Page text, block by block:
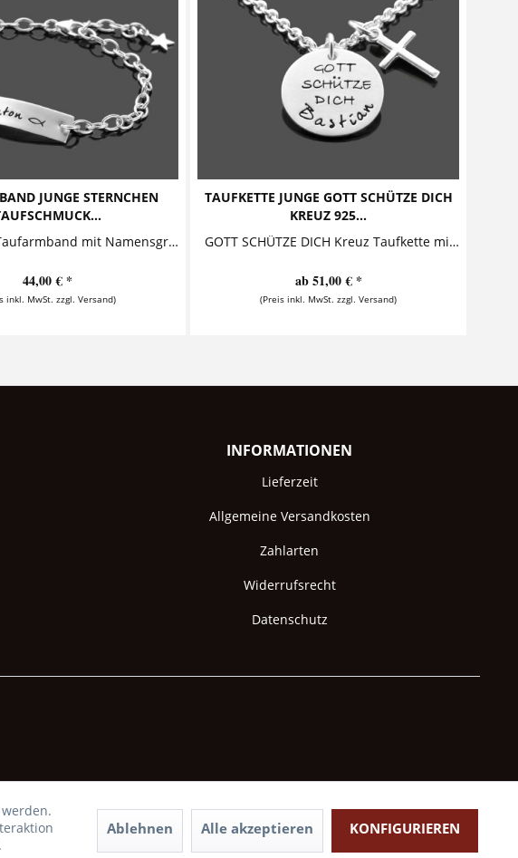
JUNGE STERNCHEN
STERNCHEN Taufarmband mit Namensgravur Zauberhaftes Taufarmband für Jungen mit individueller Namensgravur. Das Armband wird von dem geprägten Christenfisch und dem kleinen Sternchen Anhänger...
44,00 € *
inkl. MwSt. zzgl. Versand)
TAUFKETTE JUNGE GOTT SCHÜTZE DICH
KREUZ 925...
GOTT SCHÜTZE DICH Kreuz Taufkette mit Gravur und Kreuz Diese schlichte Taufkette ist auch für einen Jungen ein schönes Taufgeschenk. Das Schmuckstück besteht aus einem personalisierten...
ab 51,00 € *
(Preis inkl. MwSt. zzgl. Versand)
INFORMATIONEN
Lieferzeit
Allgemeine Versandkosten
Zahlarten
Widerrufsrecht
Datenschutz
Ablehnen Alle akzeptieren KONFIGURIEREN